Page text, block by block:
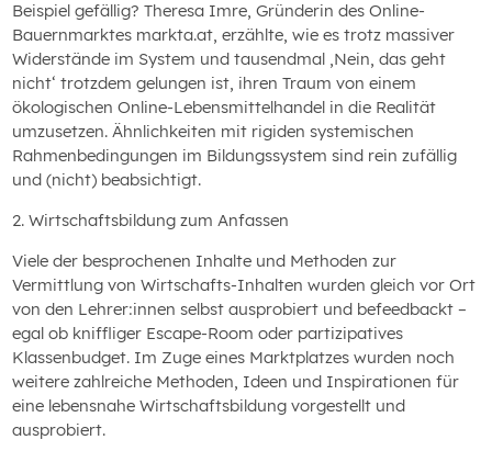
Beispiel gefällig? Theresa Imre, Gründerin des Online-
Bauernmarktes markta.at, erzählte, wie es trotz massiver
Widerstände im System und tausendmal ‚Nein, das geht
nicht‘ trotzdem gelungen ist, ihren Traum von einem
ökologischen Online-Lebensmittelhandel in die Realität
umzusetzen. Ähnlichkeiten mit rigiden systemischen
Rahmenbedingungen im Bildungssystem sind rein zufällig
und (nicht) beabsichtigt.
2. Wirtschaftsbildung zum Anfassen
Viele der besprochenen Inhalte und Methoden zur
Vermittlung von Wirtschafts-Inhalten wurden gleich vor Ort
von den Lehrer:innen selbst ausprobiert und befeedbackt –
egal ob kniffliger Escape-Room oder partizipatives
Klassenbudget. Im Zuge eines Marktplatzes wurden noch
weitere zahlreiche Methoden, Ideen und Inspirationen für
eine lebensnahe Wirtschaftsbildung vorgestellt und
ausprobiert.